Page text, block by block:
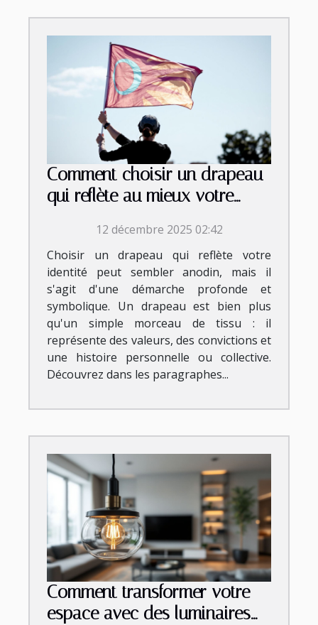
Comment choisir un drapeau
qui reflète au mieux votre
12 décembre 2025 02:42
Choisir un drapeau qui reflète votre
identité peut sembler anodin, mais il
s'agit d'une démarche profonde et
symbolique. Un drapeau est bien plus
qu'un simple morceau de tissu : il
représente des valeurs, des convictions et
une histoire personnelle ou collective.
Découvrez dans les paragraphes...
Comment transformer votre
espace avec des luminaires